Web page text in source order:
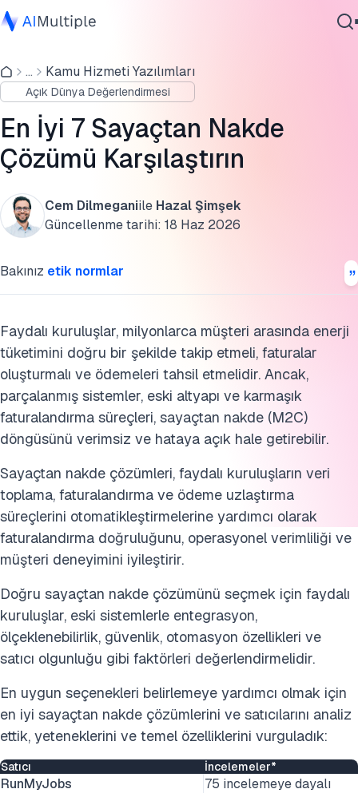
Ajanik Yapay Zeka
Siber güvenlik
Veri
Kurumsal Yazılım
Hizmetler
... Kamu Hizmeti Yazılımları
Açık Dünya Değerlendirmesi
En İyi 7 Sayaçtan Nakde
Çözümü Karşılaştırın
Cem Dilmeganiile Hazal Şimşek
Güncellenme tarihi: 18 Haz 2026
Bakınız etik normlar
Faydalı kuruluşlar, milyonlarca müşteri arasında enerji
tüketimini doğru bir şekilde takip etmeli, faturalar
oluşturmalı ve ödemeleri tahsil etmelidir. Ancak,
parçalanmış sistemler, eski altyapı ve karmaşık
faturalandırma süreçleri, sayaçtan nakde (M2C)
döngüsünü verimsiz ve hataya açık hale getirebilir.
Sayaçtan nakde çözümleri, faydalı kuruluşların veri
toplama, faturalandırma ve ödeme uzlaştırma
süreçlerini otomatikleştirmelerine yardımcı olarak
faturalandırma doğruluğunu, operasyonel verimliliği ve
müşteri deneyimini iyileştirir.
Doğru sayaçtan nakde çözümünü seçmek için faydalı
kuruluşlar, eski sistemlerle entegrasyon,
ölçeklenebilirlik, güvenlik, otomasyon özellikleri ve
satıcı olgunluğu gibi faktörleri değerlendirmelidir.
En uygun seçenekleri belirlemeye yardımcı olmak için
en iyi sayaçtan nakde çözümlerini ve satıcılarını analiz
ettik, yeteneklerini ve temel özelliklerini vurguladık:
Satıcı İncelemeler*
RunMyJobs
75 incelemeye dayalı
Sayaçtan nakde çözümlerini uygulamanın faydaları
İşiniz için doğru sayaçtan nakde çözümünü seçmek
Daha fazla okuma
Bu araştırmayı kaynak gösterin